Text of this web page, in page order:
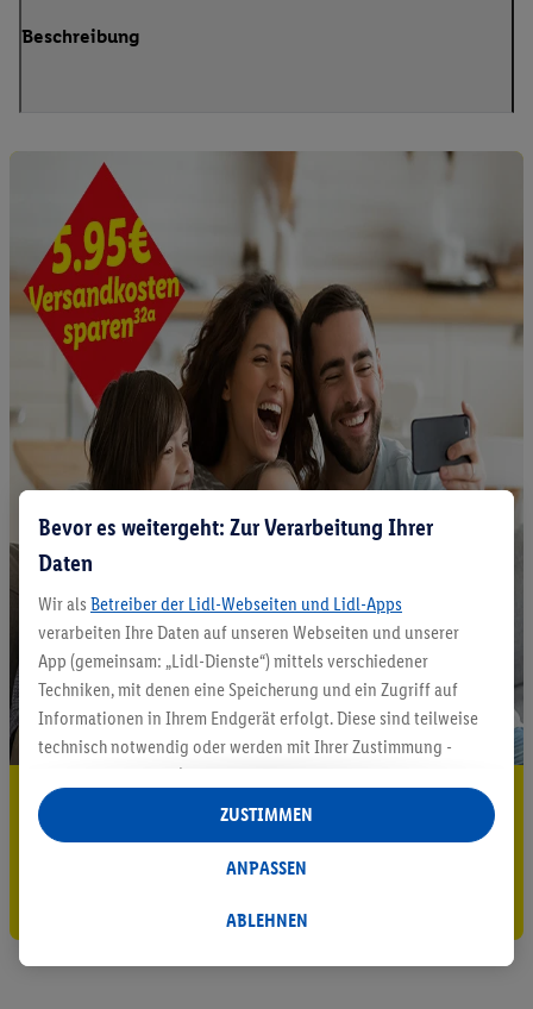
Beschreibung
5.95 € Versand sparen³²ᵃ
Jetzt zum Newsletter anmelden
Bevor es weitergeht: Zur Verarbeitung Ihrer
Daten
Wir als Betreiber der Lidl-Webseiten und Lidl-Apps
verarbeiten Ihre Daten auf unseren Webseiten und unserer
App (gemeinsam: „Lidl-Dienste“) mittels verschiedener
Techniken, mit denen eine Speicherung und ein Zugriff auf
Informationen in Ihrem Endgerät erfolgt. Diese sind teilweise
technisch notwendig oder werden mit Ihrer Zustimmung -
auch durch Partner (u.a.
Verantwortliche; im Zusammenhang mit dem IAB TCF
insgesamt
Statistik-Erstellung oder für personalisierte Werbung
Datenverarbeitungen für personalisierte Werbung werden
ABLEHNEN
ANPASSEN
ZUSTIMMEN